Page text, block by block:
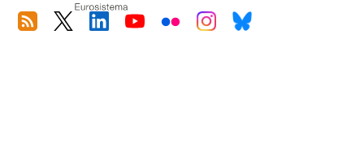
RSS TwitterLinkedin
YoutubeFlickrInstagram
Bluesky